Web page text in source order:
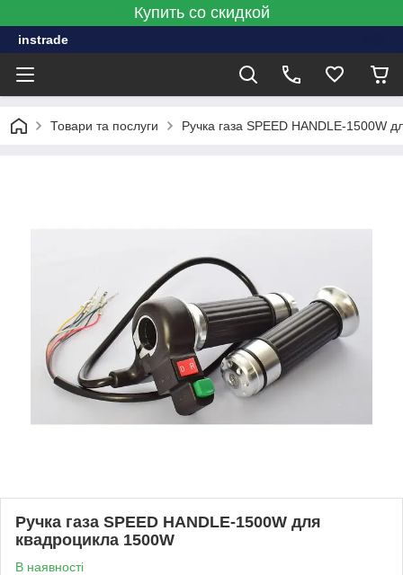
Купить со скидкой
instrade
Товари та послуги Ручка газа SPEED HANDLE-1500W
Ручка газа SPEED HANDLE-1500W для
квадроцикла 1500W
В наявності